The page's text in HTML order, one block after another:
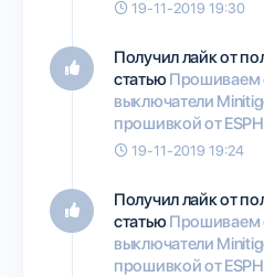
19-11-2019 19:30
Получил лайк от
статьюПрошиваем
выключатели
прошивкой от
19-11-2019 19:24
Получил лайк от
статьюПрошиваем
выключатели
прошивкой от